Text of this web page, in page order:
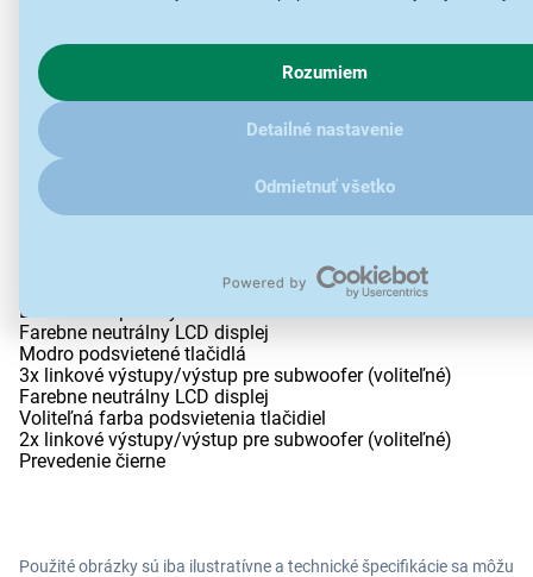
Rozumiem
Detailné nastavenie
Odmietnuť všetko
- hlasové vytáčanie
- ovládanie Internetového rádia (smartphone)
Kratší rozmer pre inštaláciu
AUX vstup
USB vstup (1,5A) vhodný aj na dobíjanie telefónov
Podpora ID3/WMA tagov
MOS-FET zosilňovač
24-bitový D/A prevodník
Loudness pre dynamické tiché počúvanie
Bass Boost pre zvýraznenie basov
Farebne neutrálny LCD displej
Modro podsvietené tlačidlá
3x linkové výstupy/výstup pre subwoofer (voliteľné)
Farebne neutrálny LCD displej
Voliteľná farba podsvietenia tlačidiel
2x linkové výstupy/výstup pre subwoofer (voliteľné)
Prevedenie čierne
Použité obrázky sú iba ilustratívne a technické špecifikácie sa môžu